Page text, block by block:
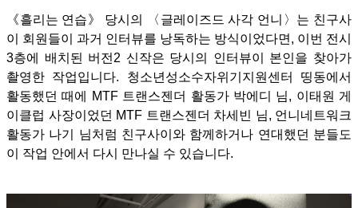
《흘리는 연습》 당시의 〈글레이즈드 사각 언니〉는 친구사
이 회원들이 과거 인터뷰를 낭독하는 방식이었다면, 이번 전시
3층에 배치된 버전2 신작은 당시의 인터뷰이 본인을 찾아가
촬영한 작업입니다. 청소년성소수자위기지원센터 띵동에서
활동했던 때에 MTF 트랜스젠더 활동가 박에디 님, 이태원 게
이클럽 사장이었던 MTF 트랜스젠더 차세빈 님, 언니네트워크
활동가 나기 님처럼 친구사이와 함께하거나 연대했던 분들도
이 작업 안에서 다시 만나실 수 있습니다.